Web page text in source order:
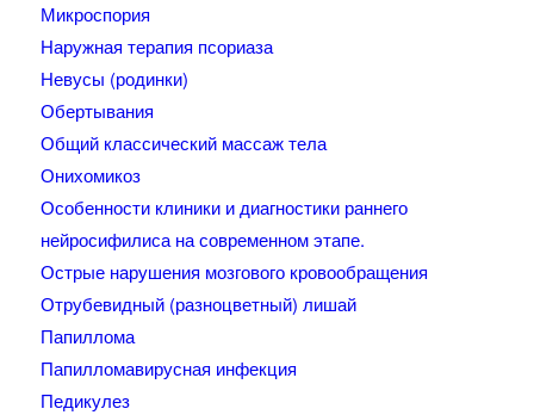
Микроспория
Наружная терапия псориаза
Невусы (родинки)
Обертывания
Общий классический массаж тела
Онихомикоз
Особенности клиники и диагностики раннего
нейросифилиса на современном этапе.
Острые нарушения мозгового кровообращения
Отрубевидный (разноцветный) лишай
Папиллома
Папилломавирусная инфекция
Педикулез